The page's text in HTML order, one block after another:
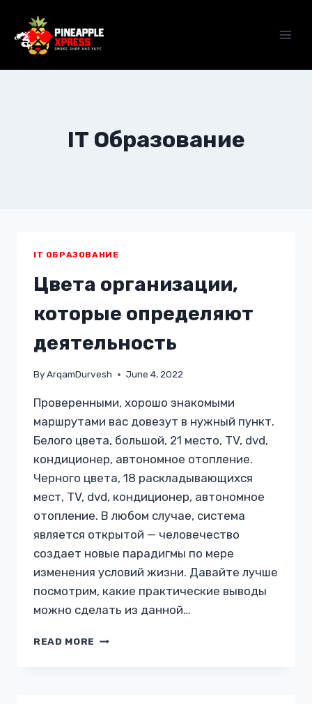
content
IT Образование
IT ОБРАЗОВАНИЕ
Цвета организации,
которые определяют
деятельность
ByArqamDurvesh June 4, 2022
Проверенными, хорошо знакомыми
маршрутами вас довезут в нужный пункт.
Белого цвета, большой, 21 место, TV, dvd,
кондиционер, автономное отопление.
Черного цвета, 18 раскладывающихся
мест, TV, dvd, кондиционер, автономное
отопление. В любом случае, система
является открытой — человечество
создает новые парадигмы по мере
изменения условий жизни. Давайте лучше
посмотрим, какие практические выводы
можно сделать из данной…
READ MORE ЦВЕТА